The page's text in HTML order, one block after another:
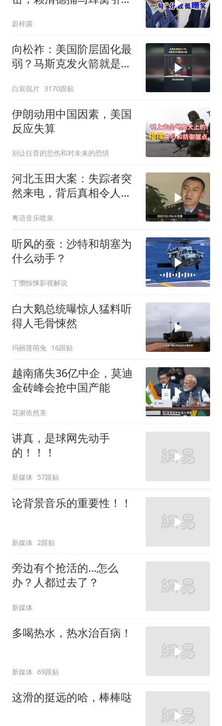
蔚梓露
向松祚：美国阶层固化最
弱？马斯克发火箭就是答
白宸侃片 3170跟贴
伊朗动用中国因素，美国
反应失算
别让往昔的悲伤和对未来的恐惧
河北玉田大案：失踪者突
然来电，背后真相令人震
粤语音乐喷泉
听风的蚕：沙特和胡塞为
什么动手？
丁懰惊悚影视解说
白大鹅总统曝惊人猛料听
得人毛骨悚然
玛丽莲萌兔 16跟贴
越南痛失36亿中企，莫迪
金砖峰会抢中国产能
花谢依然美
讲真，是球网先动手
的！！！
新媒体 57跟贴
论背景音乐的重要性！！
新媒体 2跟贴
旁边有个抢活的…怎么
办？人都过去了？
新媒体
多喝热水，热水治百病！
新媒体 69跟贴
这滑的挺远的哈，棒棒哒